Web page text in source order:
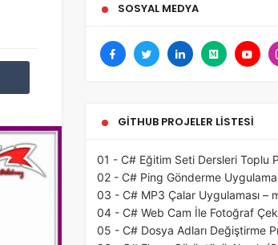
SOSYAL MEDYA
GITHUB PROJELER LISTESI
01 - C# Eğitim Seti Dersleri Toplu
02 - C# Ping Gönderme
03 - C# MP3 Çalar Uygulaması –
04 - C# Web Cam İle Fotoğraf
05 - C# Dosya Adları Değiştirme